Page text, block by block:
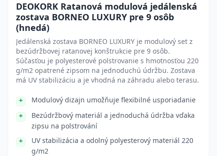
DEOKORK Ratanová modulová jedálenská
zostava BORNEO LUXURY pre 9 osôb
(hnedá)
Jedálenská zostava BORNEO LUXURY je modulový set z
bezúdržbovej ratanovej konštrukcie pre 9 osôb.
Súčasťou je polyesterové polstrovanie s hmotnosťou 220
g/m2 opatrené zipsom na jednoduchú údržbu. Zostava
má UV stabilizáciu a je vhodná na záhradu alebo terasu.
Modulový dizajn umožňuje flexibilné usporiadanie
Bezúdržbový materiál a jednoduchá údržba vďaka
zipsu na polstrování
UV stabilizácia a odolný polyesterový materiál 220
g/m2